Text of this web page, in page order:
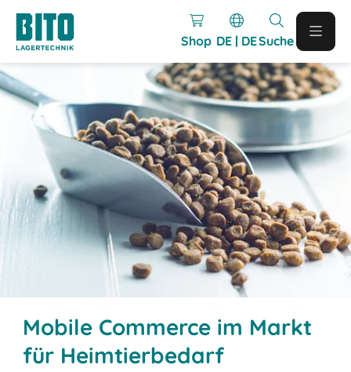
Shop DE | DESuche
Mobile Commerce im Markt
für Heimtierbedarf